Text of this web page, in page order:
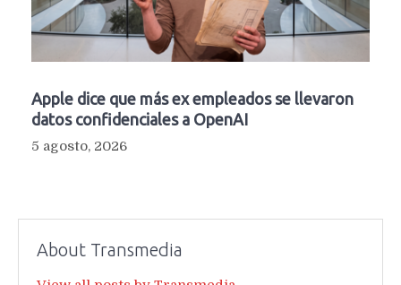
Apple dice que más ex empleados se llevaron
datos confidenciales a OpenAI
5 agosto, 2026
About Transmedia